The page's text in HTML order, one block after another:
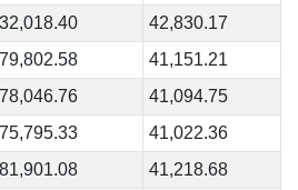
42,830.17
41,151.21
41,094.75
41,022.36
41,218.68